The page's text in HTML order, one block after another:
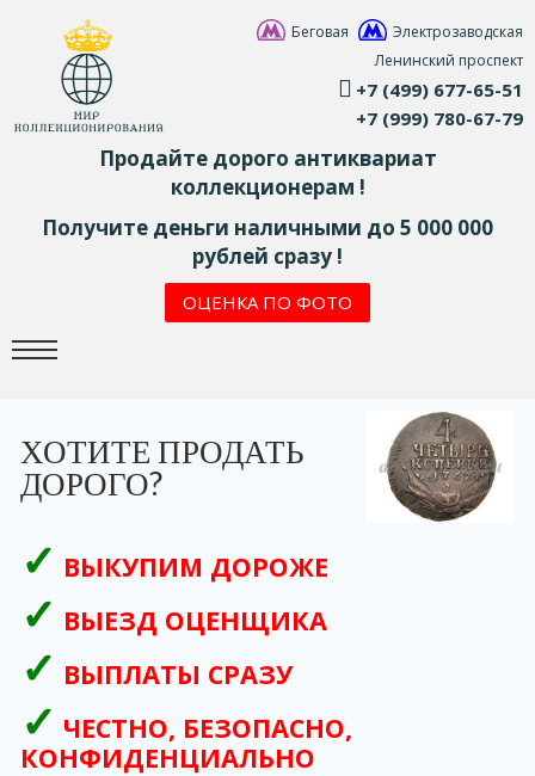
Беговая
Электрозаводская
Ленинский проспект
+7 (499) 677-65-51
+7 (999) 780-67-79
Продайте дорого антиквариат
коллекционерам !
Получите деньги наличными до 5 000 000
рублей сразу !
ОЦЕНКА ПО ФОТО
ХОТИТЕ ПРОДАТЬ
ДОРОГО?
ВЫКУПИМ ДОРОЖЕ
ВЫЕЗД ОЦЕНЩИКА
ВЫПЛАТЫ СРАЗУ
ЧЕСТНО, БЕЗОПАСНО,
КОНФИДЕНЦИАЛЬНО